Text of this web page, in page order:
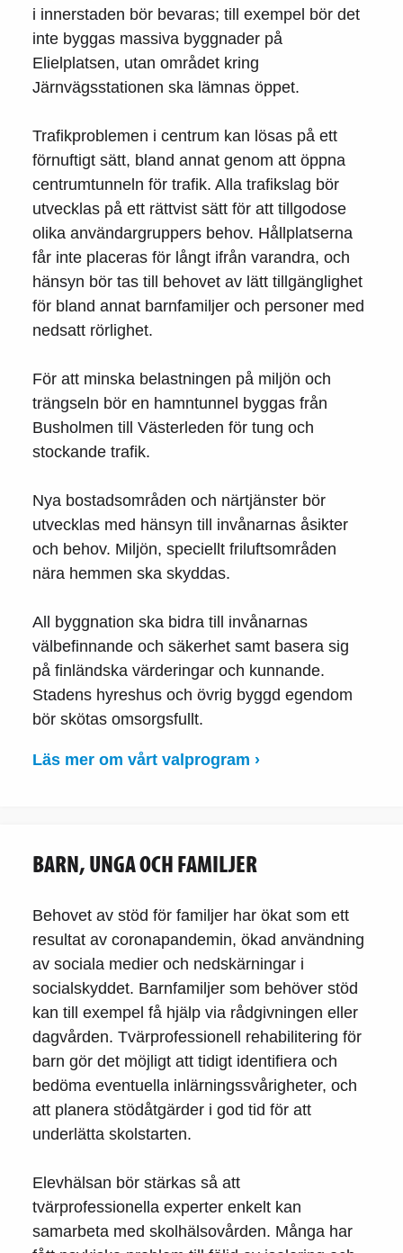
i innerstaden bör bevaras; till exempel bör det
inte byggas massiva byggnader på
Elielplatsen, utan området kring
Järnvägsstationen ska lämnas öppet.
Trafikproblemen i centrum kan lösas på ett
förnuftigt sätt, bland annat genom att öppna
centrumtunneln för trafik. Alla trafikslag bör
utvecklas på ett rättvist sätt för att tillgodose
olika användargruppers behov. Hållplatserna
får inte placeras för långt ifrån varandra, och
hänsyn bör tas till behovet av lätt tillgänglighet
för bland annat barnfamiljer och personer med
nedsatt rörlighet.
För att minska belastningen på miljön och
trängseln bör en hamntunnel byggas från
Busholmen till Västerleden för tung och
stockande trafik.
Nya bostadsområden och närtjänster bör
utvecklas med hänsyn till invånarnas åsikter
och behov. Miljön, speciellt friluftsområden
nära hemmen ska skyddas.
All byggnation ska bidra till invånarnas
välbefinnande och säkerhet samt basera sig
på finländska värderingar och kunnande.
Stadens hyreshus och övrig byggd egendom
bör skötas omsorgsfullt.
Läs mer om vårt valprogram ›
BARN, UNGA OCH FAMILJER
Behovet av stöd för familjer har ökat som ett
resultat av coronapandemin, ökad användning
av sociala medier och nedskärningar i
socialskyddet. Barnfamiljer som behöver stöd
kan till exempel få hjälp via rådgivningen eller
dagvården. Tvärprofessionell rehabilitering för
barn gör det möjligt att tidigt identifiera och
bedöma eventuella inlärningssvårigheter, och
att planera stödåtgärder i god tid för att
underlätta skolstarten.
Elevhälsan bör stärkas så att
tvärprofessionella experter enkelt kan
samarbeta med skolhälsovården. Många har